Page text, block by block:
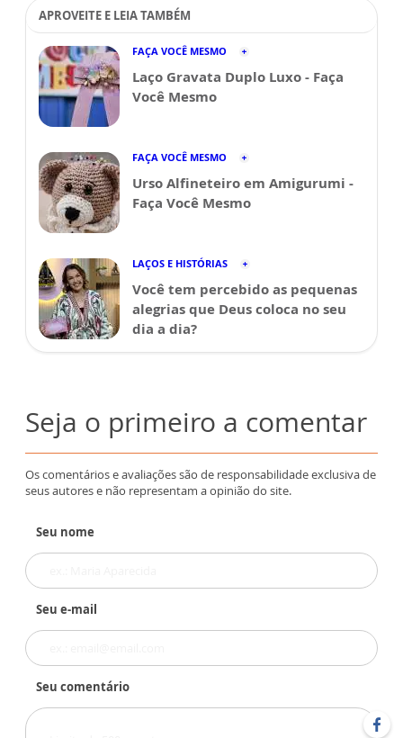
APROVEITE E LEIA TAMBÉM
FAÇA VOCÊ MESMO
Laço Gravata Duplo Luxo - Faça
Você Mesmo
FAÇA VOCÊ MESMO
Urso Alfineteiro em Amigurumi -
Faça Você Mesmo
LAÇOS E HISTÓRIAS
Você tem percebido as pequenas
alegrias que Deus coloca no seu
dia a dia?
Seja o primeiro a comentar
Os comentários e avaliações são de responsabilidade exclusiva de
seus autores e não representam a opinião do site.
Seu nome
Seu e-mail
Seu comentário